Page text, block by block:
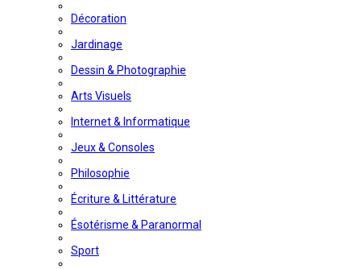
Décoration
Jardinage
Dessin & Photographie
Arts Visuels
Internet & Informatique
Jeux & Consoles
Philosophie
Écriture & Littérature
Ésotérisme & Paranormal
Sport